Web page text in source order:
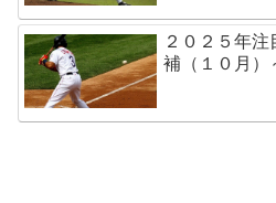
２０２５年
補（１０月）